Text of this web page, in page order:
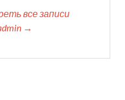
все записи
→